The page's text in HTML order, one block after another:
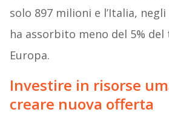
solo 897 milioni e l’Italia,
ha assorbito meno del 5%
Europa.
Investire in risorse
creare nuova offerta